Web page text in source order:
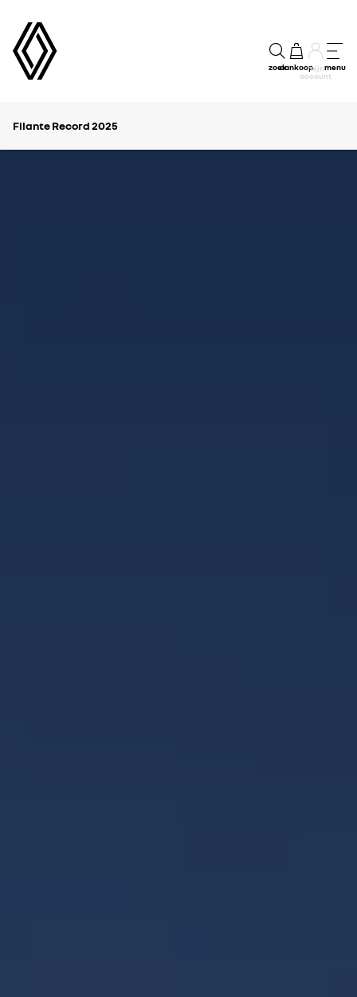
zoekaankoopmijn
account
menu
Filante Record 2025